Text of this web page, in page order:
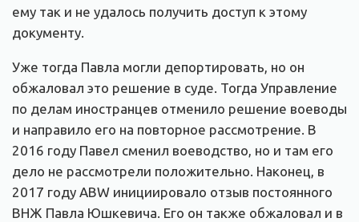
ему так и не удалось получить доступ к этому
документу.
Уже тогда Павла могли депортировать, но он
обжаловал это решение в суде. Тогда Управление
по делам иностранцев отменило решение воеводы
и направило его на повторное рассмотрение. В
2016 году Павел сменил воеводство, но и там его
дело не рассмотрели положительно. Наконец, в
2017 году ABW инициировало отзыв постоянного
ВНЖ Павла Юшкевича. Его он также обжаловал и в